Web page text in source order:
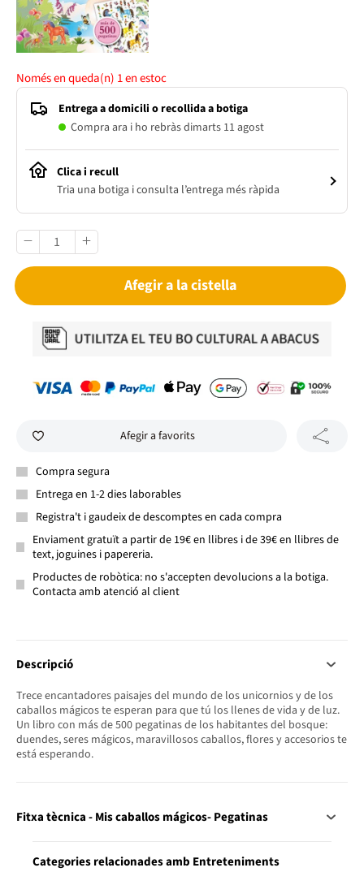
Només en queda(n) 1en estoc
Entrega a domicili o recollida a botiga
Compra ara i ho rebràs dimarts 11 agost
Clica i recull
Tria una botiga i consulta l’entrega més ràpida
Afegir a la cistella
Afegir a favorits
Compra segura
Entrega en 1-2 dies laborables
Registra't i gaudeix de descomptes en cada compra
Enviament gratuït a partir de 19€ en llibres i de 39€ en llibres de
text, joguines i papereria.
Productes de robòtica: no s'accepten devolucions a la botiga.
Contacta amb atenció al client
Descripció
Trece encantadores paisajes del mundo de los unicornios y de los
caballos mágicos te esperan para que tú los llenes de vida y de luz.
Un libro con más de 500 pegatinas de los habitantes del bosque:
duendes, seres mágicos, maravillosos caballos, flores y accesorios te
está esperando.
Fitxa tècnica - Mis caballos mágicos- Pegatinas
Categories relacionades amb Entreteniments